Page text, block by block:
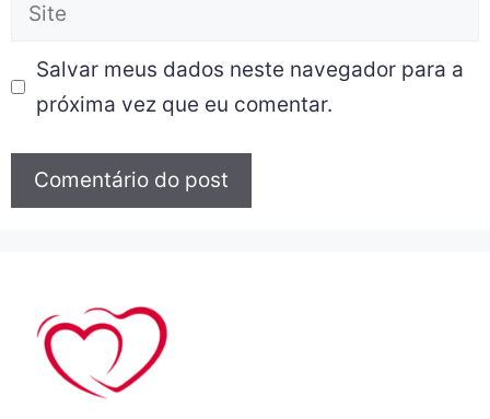
Salvar meus dados neste navegador para a
próxima vez que eu comentar.